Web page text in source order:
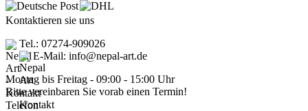
Kontaktieren sie uns
Tel.: 07274-909026
E-Mail: info@nepal-art.de
Montag bis Freitag - 09:00 - 15:00 Uhr
Bitte vereinbaren Sie vorab einen Termin!